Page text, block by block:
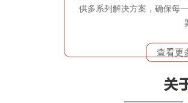
供多系列解决方案，确保每
查看更